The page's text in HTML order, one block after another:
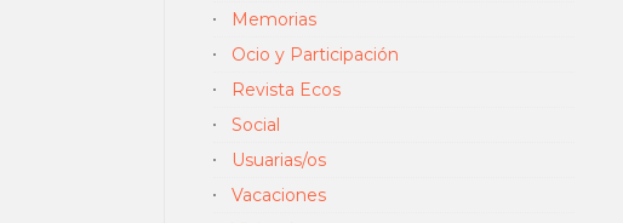
Memorias
Ocio y Participación
Revista Ecos
Social
Usuarias/os
Vacaciones